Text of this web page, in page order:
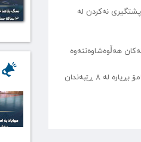
نەکردن لە
هەڵوەشاوەنتەوە
بۆ نموونە پێشتر کۆنسێرتی کاک حوسێن سەفامەنش هەر لەبەر نەبوونی پاڵپشتی لە مەهاباد هەڵوەشانەوە .هەروەها کۆنسێرتی نامۆ بڕیارە لە ٨ ڕێبەندان